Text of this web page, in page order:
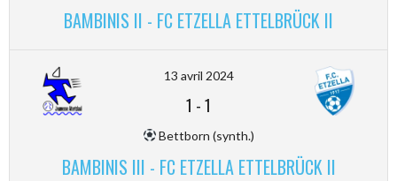
BAMBINIS II - FC ETZELLA ETTELBRÜCK II
13 avril 2024
1 -1
Bettborn (synth.)
BAMBINIS III - FC ETZELLA ETTELBRÜCK II